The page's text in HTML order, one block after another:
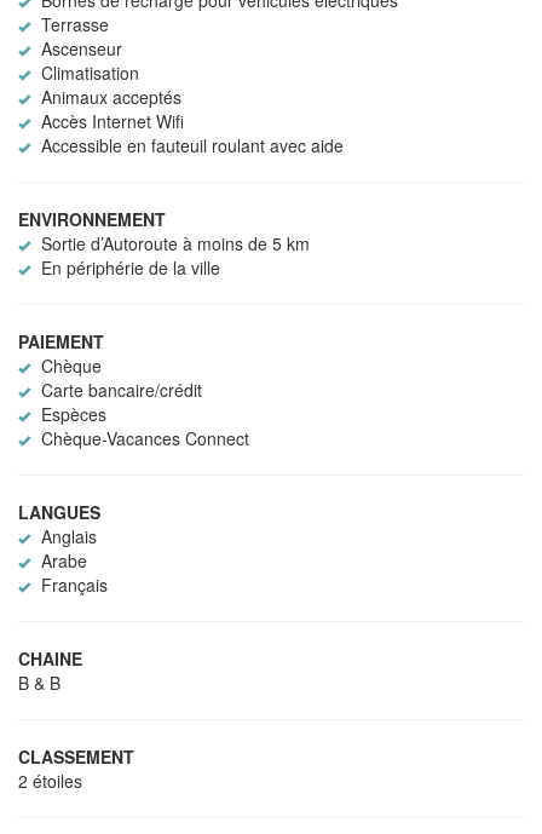
Terrasse
Ascenseur
Climatisation
Animaux acceptés
Accès Internet Wifi
Accessible en fauteuil roulant avec aide
ENVIRONNEMENT
Sortie d’Autoroute à moins de 5 km
En périphérie de la ville
PAIEMENT
Chèque
Carte bancaire/crédit
Espèces
Chèque-Vacances Connect
LANGUES
Anglais
Arabe
Français
CHAINE
B & B
CLASSEMENT
2 étoiles